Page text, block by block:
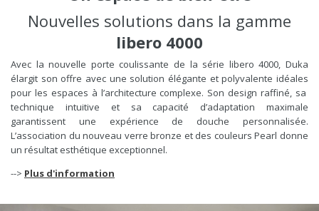
Nouvelles solutions dans la gamme
libero 4000
Avec la nouvelle porte coulissante de la série libero 4000, Duka
élargit son offre avec une solution élégante et polyvalente idéales
pour les espaces à l’architecture complexe. Son design raffiné, sa
technique intuitive et sa capacité d’adaptation maximale
garantissent une expérience de douche personnalisée.
L’association du nouveau verre bronze et des couleurs Pearl donne
un résultat esthétique exceptionnel.
--> Plus d'information